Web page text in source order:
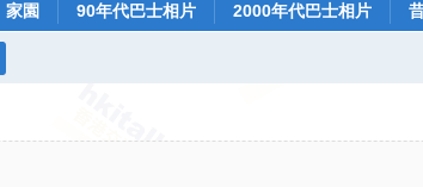
家園 90年代巴士相片 2000年代巴士相片